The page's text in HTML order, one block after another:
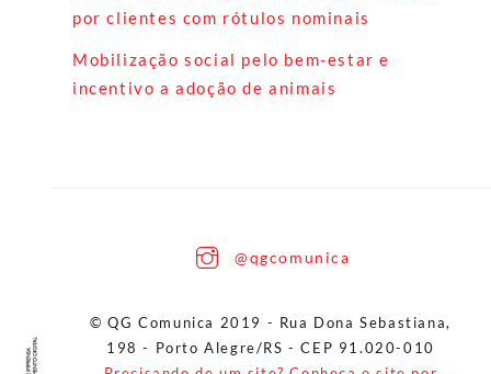
por clientes com rótulos nominais
Mobilização social pelo bem-estar e
incentivo a adoção de animais
@qgcomunica
© QG Comunica 2019 - Rua Dona Sebastiana,
198 - Porto Alegre/RS - CEP 91.020-010